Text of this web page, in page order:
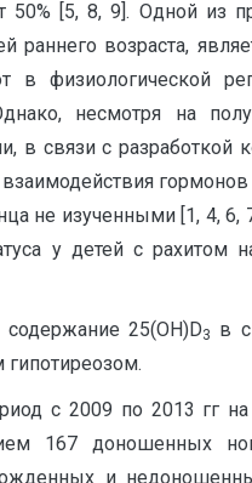
50% [5, 8, 9]. Одной из
раннего возраста,
в физиологической
несмотря на
в связи с
не изученными [1, 4, 6,
у детей с рахитом
содержание 25(ОН)D3
в
с 2009 по 2013 гг
167 доношенных
и